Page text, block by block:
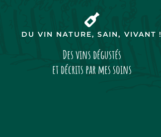
DU VIN NATURE, SAIN, VIVANT !
Des vins dégustés
et décrits par mes soins